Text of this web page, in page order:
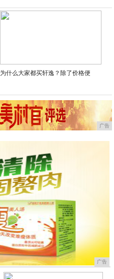
2020-03-03
为什么大家都买轩逸？除了价格便
广告
广告